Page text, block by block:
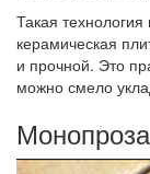
Такая технология
керамическая
и прочной. Это
можно смело
Монопроза